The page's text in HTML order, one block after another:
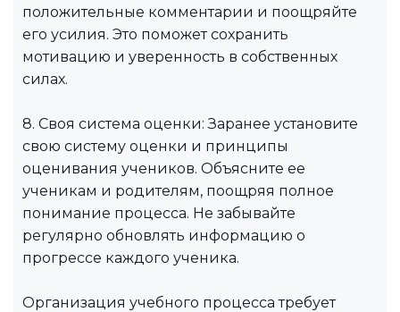
положительные комментарии и поощряйте
его усилия. Это поможет сохранить
мотивацию и уверенность в собственных
силах.
8. Своя система оценки: Заранее установите
свою систему оценки и принципы
оценивания учеников. Объясните ее
ученикам и родителям, поощряя полное
понимание процесса. Не забывайте
регулярно обновлять информацию о
прогрессе каждого ученика.
Организация учебного процесса требует